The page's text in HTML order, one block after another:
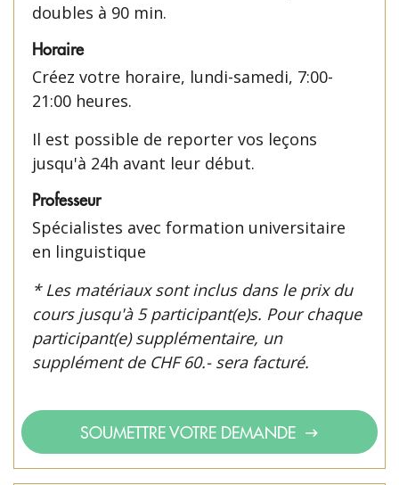
doubles à 90 min.
Horaire
Créez votre horaire, lundi-samedi, 7:00-
21:00 heures.
Il est possible de reporter vos leçons
jusqu'à 24h avant leur début.
Professeur
Spécialistes avec formation universitaire
en linguistique
* Les matériaux sont inclus dans le prix du
cours jusqu'à 5 participant(e)s. Pour chaque
participant(e) supplémentaire, un
supplément de CHF 60.- sera facturé.
SOUMETTRE VOTRE DEMANDE